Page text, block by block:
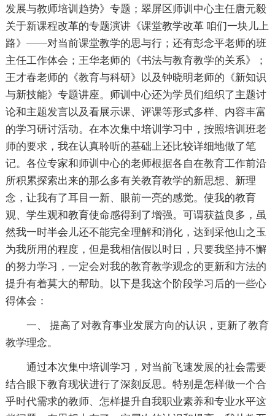
发展与教师培训趋势》专题；翠屏区师训中心主任唐元毅
关于新课程改革的专题演讲《课堂教学改革 咱们一块儿上
路》——对当前课堂教学的思与行；还有彭念平老师的班
主任工作体会；王华老师的《书法与教育教学的关系》；
王才春老师的《教育与科研》以及钟晓明老师的《新知识
与新技能》专题讲座。师训中心还为学员们组织了主题讨
论和主题发言以及看展示课、评课等形式多样、内容丰富
的学习研讨活动。在本次集中培训学习中，按照培训班老
师的要求，我在认真聆听的基础上还比较详细地做了笔
记。各位专家和师训中心的老师根据各自在教育工作前沿
所积累探索出来的那么多有关教育教学的新思想、新理
念，让我有了耳目一新、眼前一亮的感觉。使我的教育
观、学生观和教育使命感得到了增强。可谓获益良多，虽
然我一时半会儿还不能完全理解和消化，达到采他山之玉
为我所用的程度，但是我相信假以时日，只要我坚持不懈
的努力学习，一定会对我的教育教学观念的更新和方法的
提升有着莫大的帮助。以下是我这个阶段学习后的一些心
得体会：
一、 提高了对教育事业发展方向的认识，更新了教育
教学理念。
通过本次集中培训学习，对当前飞速发展的社会需要
结合眼下教育现状进行了深刻反思。特别是怎样做一个合
乎时代需求的教师、怎样提升自我职业素养和专业水平这